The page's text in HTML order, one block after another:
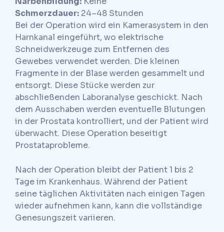
Schmerzdauer: 24–48 Stunden
Bei der Operation wird ein Kamerasystem in den
Harnkanal eingeführt, wo elektrische
Schneidwerkzeuge zum Entfernen des
Gewebes verwendet werden. Die kleinen
Fragmente in der Blase werden gesammelt und
entsorgt. Diese Stücke werden zur
abschließenden Laboranalyse geschickt. Nach
dem Ausschaben werden eventuelle Blutungen
in der Prostata kontrolliert, und der Patient wird
überwacht. Diese Operation beseitigt
Prostataprobleme.
Nach der Operation bleibt der Patient 1 bis 2
Tage im Krankenhaus. Während der Patient
seine täglichen Aktivitäten nach einigen Tagen
wieder aufnehmen kann, kann die vollständige
Genesungszeit variieren.